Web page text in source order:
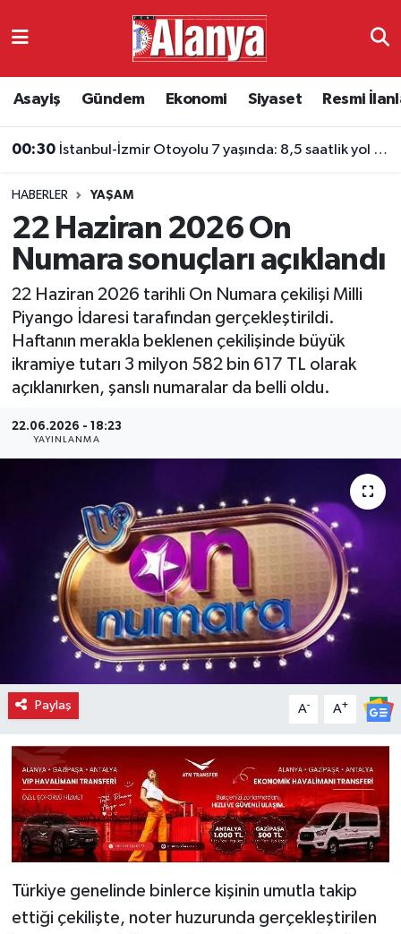
Asayiş Gündem Ekonomi Siyaset Resmi
00:30 İstanbul-İzmir Otoyolu 7 yaşında: 8,5 saatlik yol 3,5 saate indi
HABERLER YAŞAM
22 Haziran 2026 On
Numara sonuçları açıklandı
22 Haziran 2026 tarihli On Numara çekilişi Milli
Piyango İdaresi tarafından gerçekleştirildi.
Haftanın merakla beklenen çekilişinde büyük
ikramiye tutarı 3 milyon 582 bin 617 TL olarak
açıklanırken, şanslı numaralar da belli oldu.
22.06.2026 - 18:23
YAYINLANMA
Paylaş A- A+
Türkiye genelinde binlerce kişinin umutla takip
ettiği çekilişte, noter huzurunda gerçekleştirilen
Ekonomi
Resmi İlanlar
Alanyaspor
Turizm
E-Gazete
Antalya Namaz Vakitleri
Antalya Trafik Yoğunluk Haritası
Süper Lig Puan Durumu ve Fikstür
Tüm Manşetler
Son Dakika Haberleri
Haber Arşivi